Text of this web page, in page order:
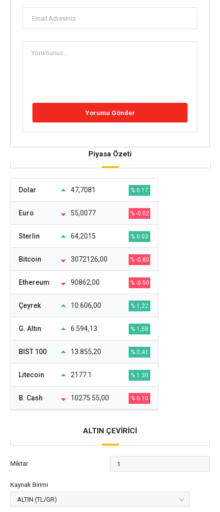
Piyasa Özeti
Dolar 47,7081 % 0.17
Euro 55,0077 % -0.02
Sterlin 64,2015 % 0.03
Bitcoin 3072126,00 % -0.80
Ethereum 90862,00 % -0.50
Çeyrek 10.606,00 % 1,22
G. Altın 6.594,13 % 1,58
BIST 100 13.855,20 % 0,41
Litecoin 2177.1 % 1.30
B. Cash 10275.55,00 % 0.10
ALTIN ÇEVİRİCİ
Miktar
Kaynak Birimi